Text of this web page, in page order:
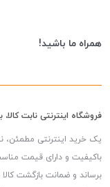
همراه ما باشید!
فروشگاه اینترنتی نابت
یک خرید اینترنتی مطمئن،
باکیفیت و دارای قیمت
برساند و ضمانت بازگشت